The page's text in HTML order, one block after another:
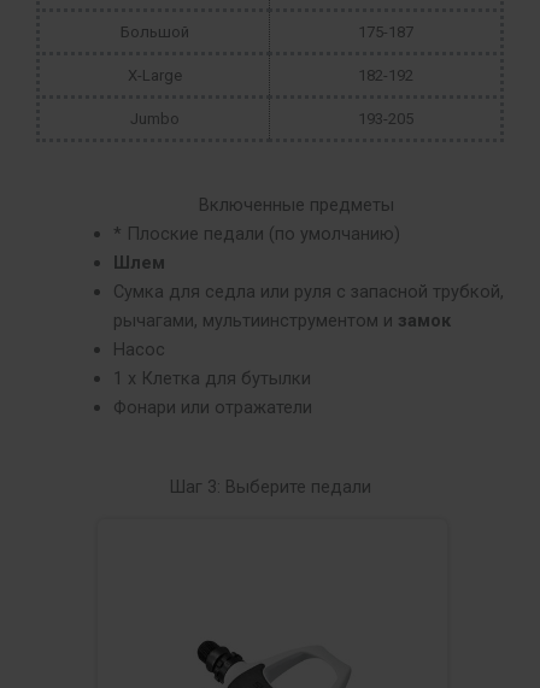
Большой 175-187
X-Large 182-192
Jumbo 193-205
Включенные предметы
* Плоские педали (по умолчанию)
Шлем
Сумка для седла или руля с запасной трубкой,
рычагами, мультиинструментом и замок
Насос
1 x Клетка для бутылки
Фонари или отражатели
Шаг 3: Выберите педали